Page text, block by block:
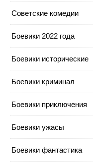
Cоветские комедии
Боевики 2022 года
Боевики исторические
Боевики криминал
Боевики приключения
Боевики ужасы
Боевики фантастика